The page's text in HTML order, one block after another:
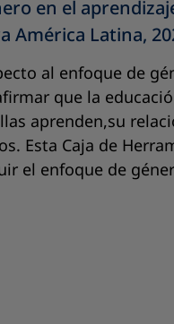
en el
América Latina,
al enfoque de
que la
aprenden,su
Esta Caja de
el enfoque de